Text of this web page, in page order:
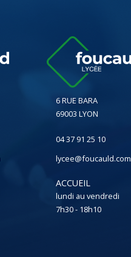
6 RUE BARA
69003 LYON
04 37 91 25 10
lycee@foucauld.com
ACCUEIL
lundi au vendredi
7h30 - 18h10